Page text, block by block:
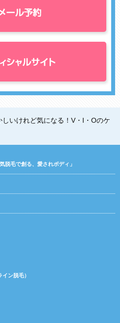
しいけれど気になる！V・I・Oのケ
脱毛で創る、愛されボディ」
ン脱毛）